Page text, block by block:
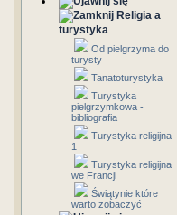
Religia a
turystyka
Od pielgrzyma do
turysty
Tanatoturystyka
Turystyka
pielgrzymkowa -
bibliografia
Turystyka religijna
1
Turystyka religijna
we Francji
Świątynie które
warto zobaczyć